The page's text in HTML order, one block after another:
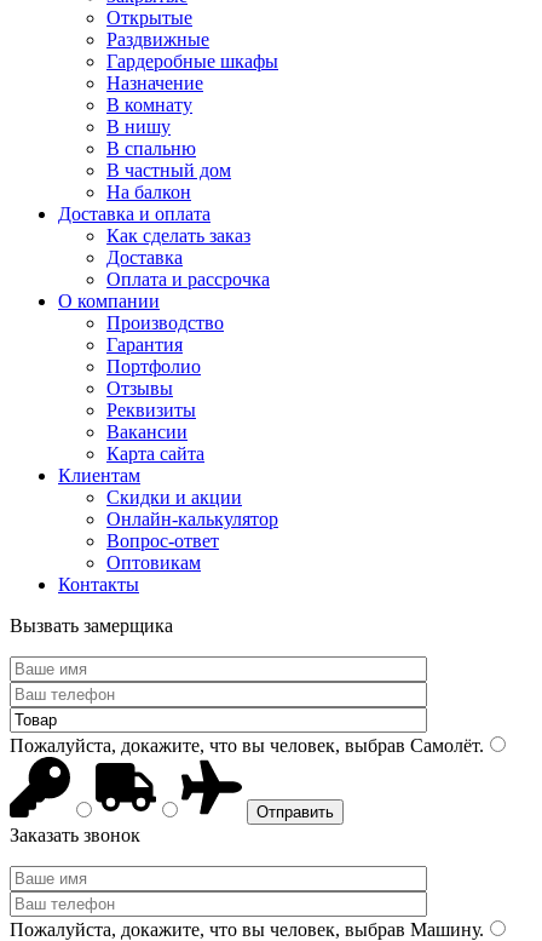
Открытые
Раздвижные
Гардеробные шкафы
Назначение
В комнату
В нишу
В спальню
В частный дом
На балкон
Доставка и оплата
Как сделать заказ
Доставка
Оплата и рассрочка
О компании
Производство
Гарантия
Портфолио
Отзывы
Реквизиты
Вакансии
Карта сайта
Клиентам
Скидки и акции
Онлайн-калькулятор
Вопрос-ответ
Оптовикам
Контакты
Вызвать замерщика
Пожалуйста, докажите, что вы человек, выбрав Самолёт.
Заказать звонок
Пожалуйста, докажите, что вы человек, выбрав Машину.